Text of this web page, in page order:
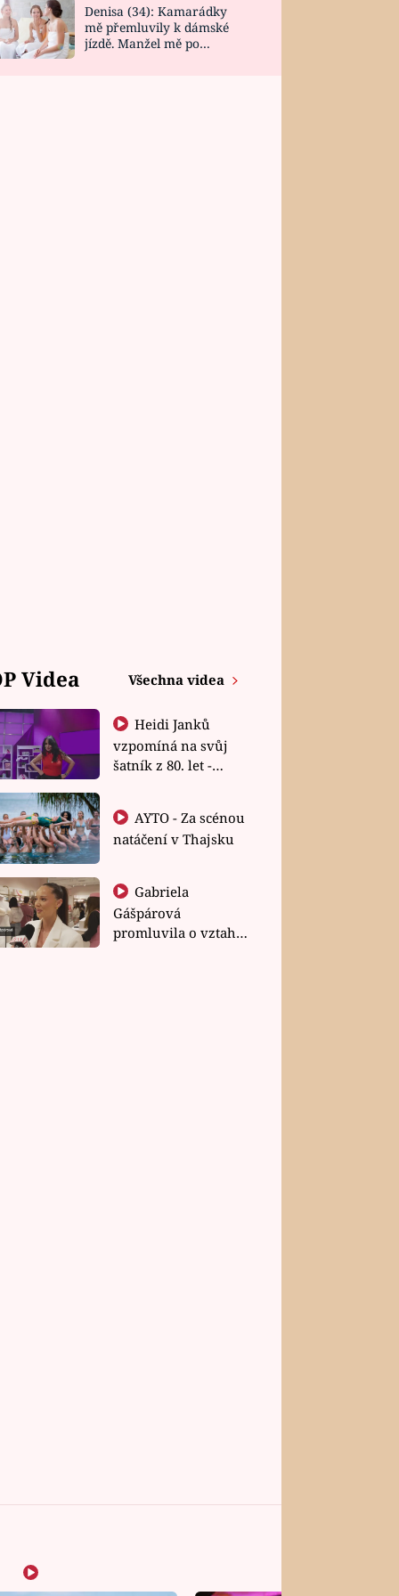
Denisa (34): Kamarádky
mě přemluvily k dámské
jízdě. Manžel mě po
Videa Všechna videa
Heidi Janků
vzpomíná na svůj
šatník z 80. let -
natáčení v Thajsku
Gabriela
Gášpárová
promluvila o vztahu